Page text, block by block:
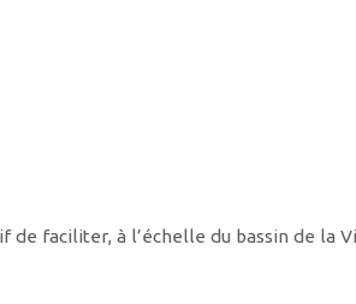
faciliter, à l’échelle du bassin de la